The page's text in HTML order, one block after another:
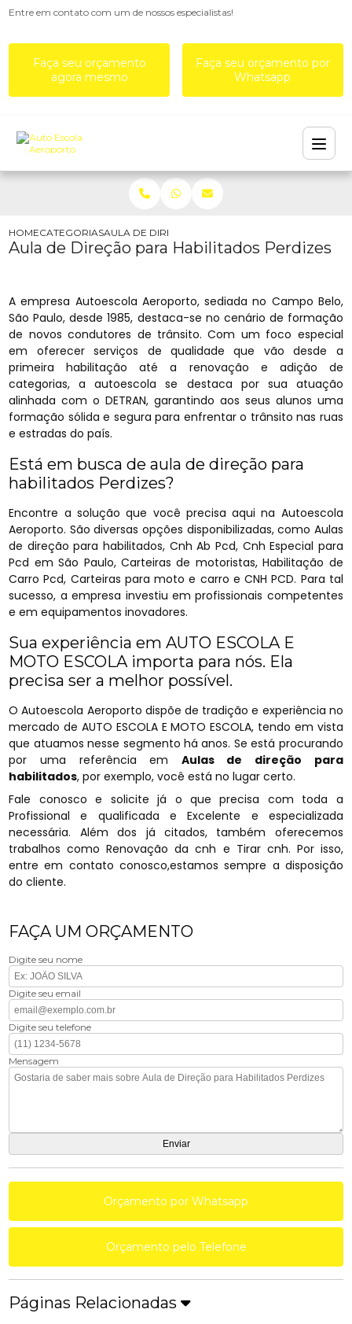
Entre em contato com um de nossos especialistas!
Faça seu orçamento
agora mesmo
Faça seu orçamento por
Whatsapp
HOMECATEGORIASAULA DE DIREÇÃO PARA HABILITADOS PERDIZES
Aula de Direção para Habilitados Perdizes
A empresa Autoescola Aeroporto, sediada no Campo Belo,
São Paulo, desde 1985, destaca-se no cenário de formação
de novos condutores de trânsito. Com um foco especial
em oferecer serviços de qualidade que vão desde a
primeira habilitação até a renovação e adição de
categorias, a autoescola se destaca por sua atuação
alinhada com o DETRAN, garantindo aos seus alunos uma
formação sólida e segura para enfrentar o trânsito nas ruas
e estradas do país.
Está em busca de aula de direção para
habilitados Perdizes?
Encontre a solução que você precisa aqui na Autoescola
Aeroporto. São diversas opções disponibilizadas, como Aulas
de direção para habilitados, Cnh Ab Pcd, Cnh Especial para
Pcd em São Paulo, Carteiras de motoristas, Habilitação de
Carro Pcd, Carteiras para moto e carro e CNH PCD. Para tal
sucesso, a empresa investiu em profissionais competentes
e em equipamentos inovadores.
Sua experiência em AUTO ESCOLA E
MOTO ESCOLA importa para nós. Ela
precisa ser a melhor possível.
O Autoescola Aeroporto dispõe de tradição e experiência no
mercado de AUTO ESCOLA E MOTO ESCOLA, tendo em vista
que atuamos nesse segmento há anos. Se está procurando
por uma referência em Aulas de direção para
habilitados, por exemplo, você está no lugar certo.
Fale conosco e solicite já o que precisa com toda a
Profissional e qualificada e Excelente e especializada
necessária. Além dos já citados, também oferecemos
trabalhos como Renovação da cnh e Tirar cnh. Por isso,
entre em contato conosco,estamos sempre a disposição
do cliente.
FAÇA UM ORÇAMENTO
Digite seu nome
Digite seu email
Digite seu telefone
Mensagem
Orçamento por Whatsapp
Orçamento pelo Telefone
Páginas Relacionadas